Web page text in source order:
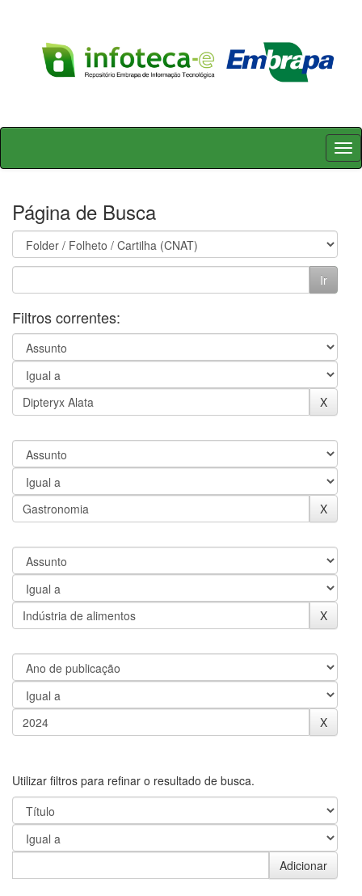
Skip
Página de Busca
Filtros correntes:
Utilizar filtros para refinar o resultado de busca.